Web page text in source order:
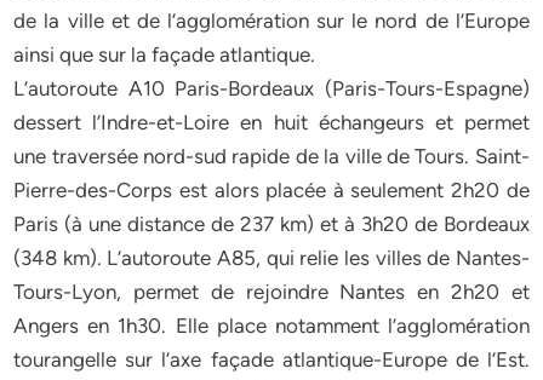
de la ville et de l’agglomération sur le nord de l’Europe
ainsi que sur la façade atlantique.
L’autoroute A10 Paris-Bordeaux (Paris-Tours-Espagne)
dessert l’Indre-et-Loire en huit échangeurs et permet
une traversée nord-sud rapide de la ville de Tours. Saint-
Pierre-des-Corps est alors placée à seulement 2h20 de
Paris (à une distance de 237 km) et à 3h20 de Bordeaux
(348 km). L’autoroute A85, qui relie les villes de Nantes-
Tours-Lyon, permet de rejoindre Nantes en 2h20 et
Angers en 1h30. Elle place notamment l’agglomération
tourangelle sur l’axe façade atlantique-Europe de l’Est.